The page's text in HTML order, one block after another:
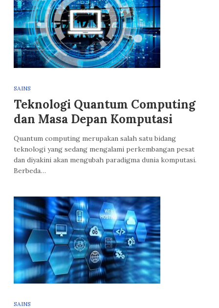
SAINS
Teknologi Quantum Computing
dan Masa Depan Komputasi
Quantum computing merupakan salah satu bidang
teknologi yang sedang mengalami perkembangan pesat
dan diyakini akan mengubah paradigma dunia komputasi.
Berbeda…
SAINS